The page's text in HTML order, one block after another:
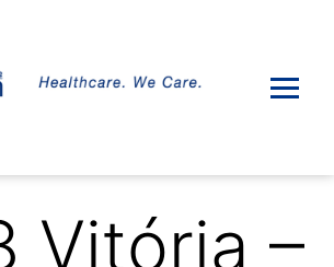
Vitória –